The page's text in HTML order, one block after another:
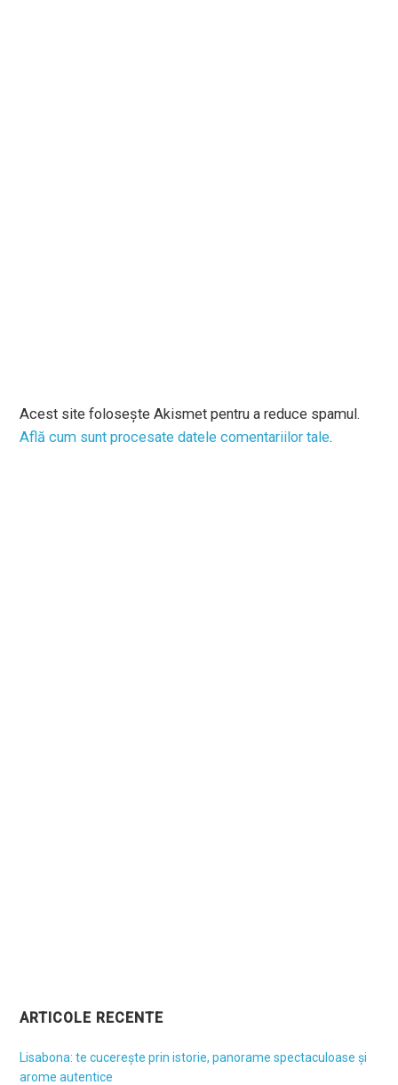
Acest site folosește Akismet pentru a reduce spamul.
Află cum sunt procesate datele comentariilor tale.
ARTICOLE RECENTE
Lisabona: te cucerește prin istorie, panorame spectaculoase și
arome autentice